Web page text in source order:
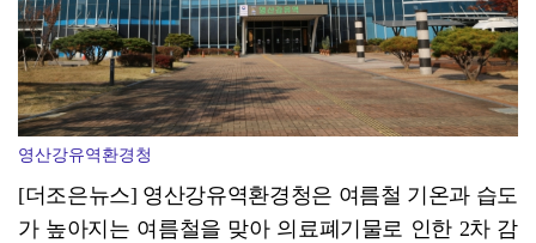
영산강유역환경청
[더조은뉴스] 영산강유역환경청은 여름철 기온과 습도
가 높아지는 여름철을 맞아 의료폐기물로 인한 2차 감